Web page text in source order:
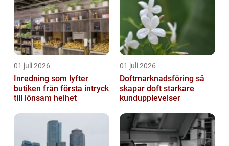
01 juli 2026
Inredning som lyfter
butiken från första intryck
till lönsam helhet
01 juli 2026
Doftmarknadsföring så
skapar doft starkare
kundupplevelser